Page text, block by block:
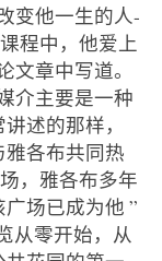
变他一生的人-
程中，他爱上
章中写道。
介主要是一种
述的那样，
各布共同热
，雅各布多年
场已成为他 ”
从零开始，从